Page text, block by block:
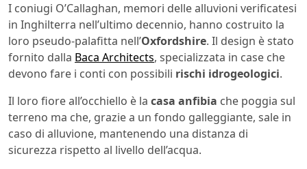
I coniugi O’Callaghan, memori delle alluvioni verificatesi
in Inghilterra nell’ultimo decennio, hanno costruito la
loro pseudo-palafitta nell’Oxfordshire. Il design è stato
fornito dalla Baca Architects, specializzata in case che
devono fare i conti con possibili rischi idrogeologici.
Il loro fiore all’occhiello è la casa anfibia che poggia sul
terreno ma che, grazie a un fondo galleggiante, sale in
caso di alluvione, mantenendo una distanza di
sicurezza rispetto al livello dell’acqua.